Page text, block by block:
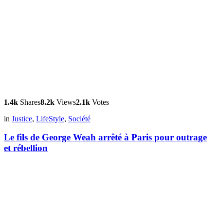
1.4k Shares8.2k Views2.1k Votes
in Justice, LifeStyle, Société
Le fils de George Weah arrêté à Paris pour outrage
et rébellion